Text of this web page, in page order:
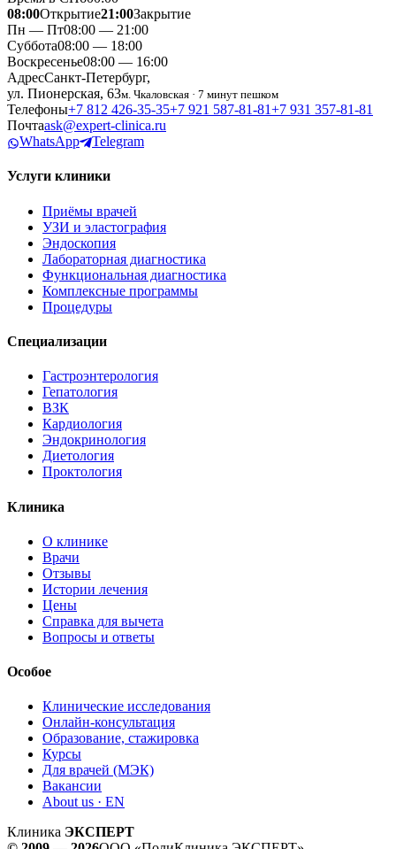
08:00Открытие21:00Закрытие
Пн — Пт08:00 — 21:00
Суббота08:00 — 18:00
Воскресенье08:00 — 16:00
АдресСанкт-Петербург,
ул. Пионерская, 63м. Чкаловская · 7 минут пешком
Телефоны+7 812 426‑35‑35+7 921 587‑81‑81+7 931 357‑81‑81
Почтаask@expert-clinica.ru
WhatsApp
Telegram
Услуги клиники
Приёмы врачей
УЗИ и эластография
Эндоскопия
Лабораторная диагностика
Функциональная диагностика
Комплексные программы
Процедуры
Специализации
Гастроэнтерология
Гепатология
ВЗК
Кардиология
Эндокринология
Диетология
Проктология
Клиника
О клинике
Врачи
Отзывы
Истории лечения
Цены
Справка для вычета
Вопросы и ответы
Особое
Клинические исследования
Онлайн-консультация
Образование, стажировка
Курсы
Для врачей (МЭК)
Вакансии
About us · EN
Клиника ЭКСПЕРТ